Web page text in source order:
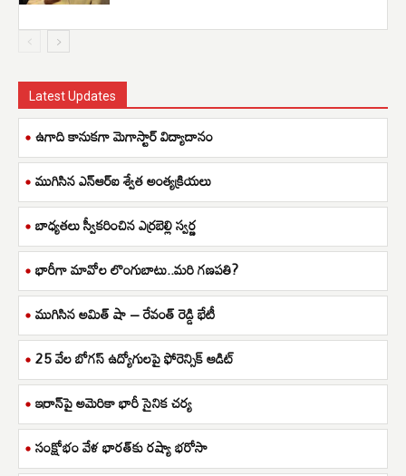
Latest Updates
ఉగాది కానుకగా మెగాస్టార్ విద్యాదానం
ముగిసిన ఎన్ఆర్ఐ శ్వేత అంత్యక్రియలు
బాధ్యతలు స్వీకరించిన ఎర్రబెల్లి స్వర్ణ
భారీగా మావోల లొంగుబాటు..మరి గణపతి?
ముగిసిన అమిత్ షా – రేవంత్ రెడ్డి భేటీ
25 వేల బోగస్ ఉద్యోగులపై ఫోరెన్సిక్ ఆడిట్
ఇరాన్‌పై అమెరికా భారీ సైనిక చర్య
సంక్షోభం వేళ భారత్‌కు రష్యా భరోసా